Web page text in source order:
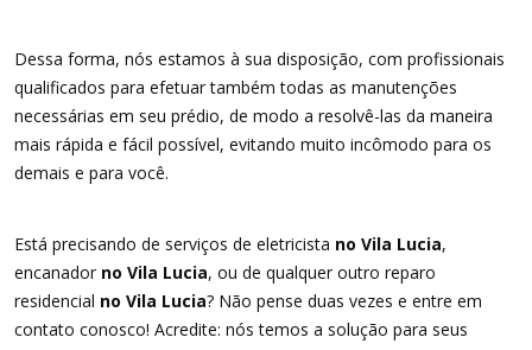
Dessa forma, nós estamos à sua disposição, com profissionais
qualificados para efetuar também todas as manutenções
necessárias em seu prédio, de modo a resolvê-las da maneira
mais rápida e fácil possível, evitando muito incômodo para os
demais e para você.
Está precisando de serviços de eletricista no Vila Lucia,
encanador no Vila Lucia, ou de qualquer outro reparo
residencial no Vila Lucia? Não pense duas vezes e entre em
contato conosco! Acredite: nós temos a solução para seus